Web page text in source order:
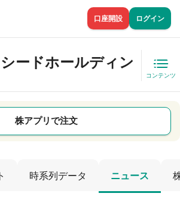
口座開設 ログイン
シードホールディン
コンテンツ
株アプリで注文
時系列データ ニュース